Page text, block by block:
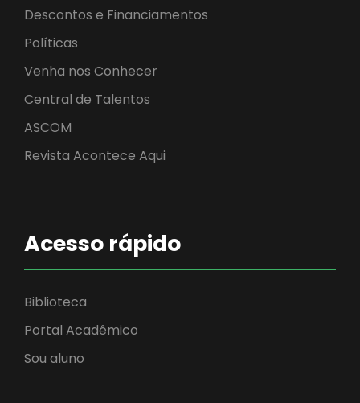
Descontos e Financiamentos
Políticas
Venha nos Conhecer
Central de Talentos
ASCOM
Revista Acontece Aqui
Acesso rápido
Biblioteca
Portal Acadêmico
Sou aluno